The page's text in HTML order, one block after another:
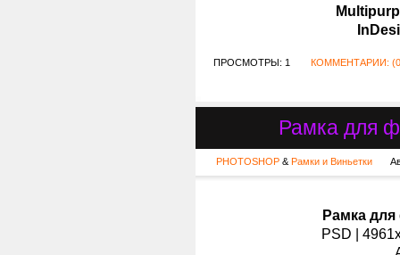
ПРОСМОТРЫ: 1 КОММЕНТАРИИ:
Рамка для
PHOTOSHOP & Рамки и Виньетки
Рамка
PSD |